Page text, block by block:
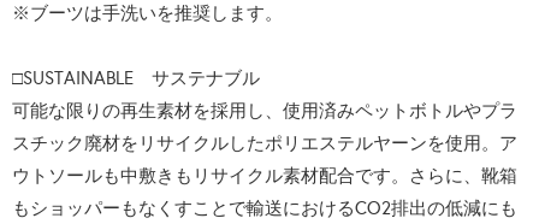
※ブーツは手洗いを推奨します。
□SUSTAINABLE サステナブル
可能な限りの再生素材を採用し、使用済みペットボトルやプラ
スチック廃材をリサイクルしたポリエステルヤーンを使用。ア
ウトソールも中敷きもリサイクル素材配合です。さらに、靴箱
もショッパーもなくすことで輸送におけるCO2排出の低減にも